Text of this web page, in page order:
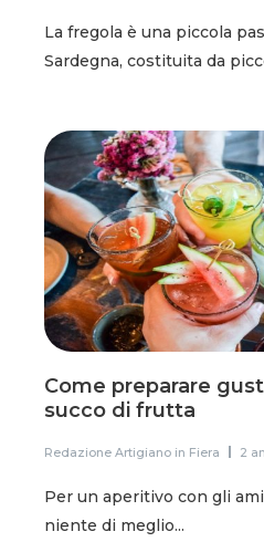
La fregola è una piccola
Sardegna, costituita da
Come preparare
succo di frutta
Redazione Artigiano in Fiera 2
Per un aperitivo con gli
niente di meglio...